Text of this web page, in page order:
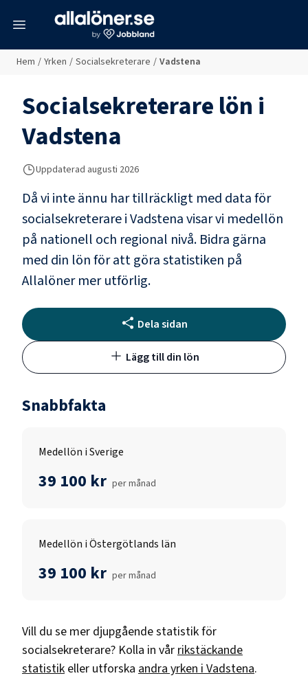
Hem / Yrken / Socialsekreterare / Vadstena
Socialsekreterarelön i
Vadstena
Uppdaterad augusti 2026
Då vi inte ännu har tillräckligt med data för
socialsekreterareiVadstenavisar vi medellön
på nationell och regional nivå. Bidra gärna
med din lön för att göra statistiken på
Allalöner mer utförlig.
Dela sidan
Lägg till din lön
Snabbfakta
Medellön i Sverige
39 100 kr per månad
Medellön i Östergötlands län
39 100 kr per månad
Vill du se mer djupgående statistik för
socialsekreterare? Kolla in vår rikstäckande
statistik eller utforska andra yrken i Vadstena.